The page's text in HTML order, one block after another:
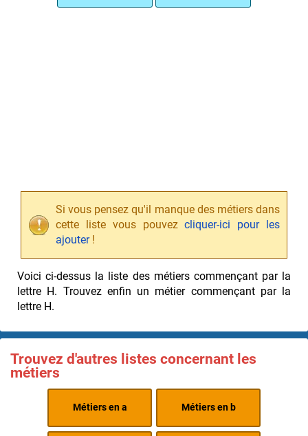
Si vous pensez qu'il manque des métiers dans
cette liste vous pouvezcliquer-ici pour les
ajouter!
Voici ci-dessus la liste des métiers commençant par la
lettre H. Trouvez enfin un métier commençant par la
lettre H.
Trouvez d'autres listes concernant les
métiers
Métiers en a Métiers en b